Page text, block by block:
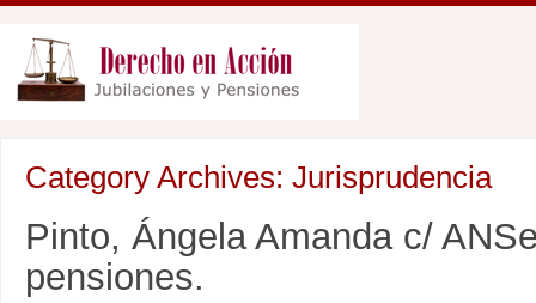
Category Archives: Jurisprudencia
Pinto, Ángela Amanda c/
pensiones.